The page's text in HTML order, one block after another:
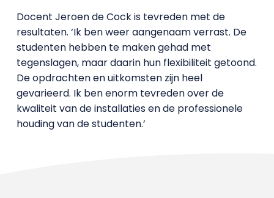
Docent Jeroen de Cock is tevreden met de
resultaten. ‘Ik ben weer aangenaam verrast. De
studenten hebben te maken gehad met
tegenslagen, maar daarin hun flexibiliteit getoond.
De opdrachten en uitkomsten zijn heel
gevarieerd. Ik ben enorm tevreden over de
kwaliteit van de installaties en de professionele
houding van de studenten.’